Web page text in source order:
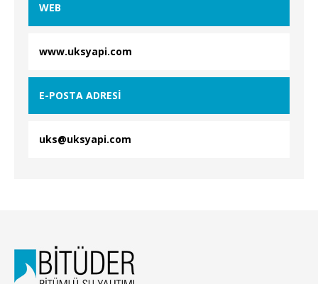
WEB
www.uksyapi.com
E-POSTA ADRESİ
uks@uksyapi.com